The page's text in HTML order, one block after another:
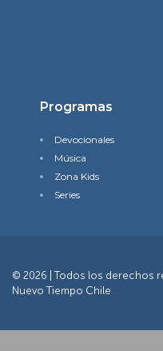
Programas
Devocionales
Música
Zona Kids
Series
© 2026 | Todos los derechos
Nuevo Tiempo Chile